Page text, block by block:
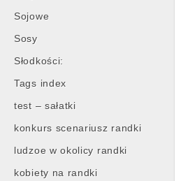
Sojowe
Sosy
Słodkości:
Tags index
test – sałatki
konkurs scenariusz randki
ludzoe w okolicy randki
kobiety na randki